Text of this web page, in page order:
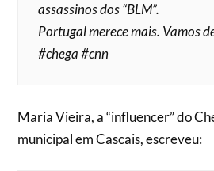
assassinos dos “BLM”.
Portugal merece mais. Vamos
#chega #cnn
Maria Vieira, a “influencer” do
municipal em Cascais, escreveu: